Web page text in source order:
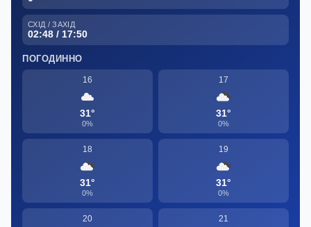
СХІД / ЗАХІД
02:48 / 17:50
ПОГОДИННО
16
31°
0%
17
31°
0%
18
31°
0%
19
31°
0%
20 21